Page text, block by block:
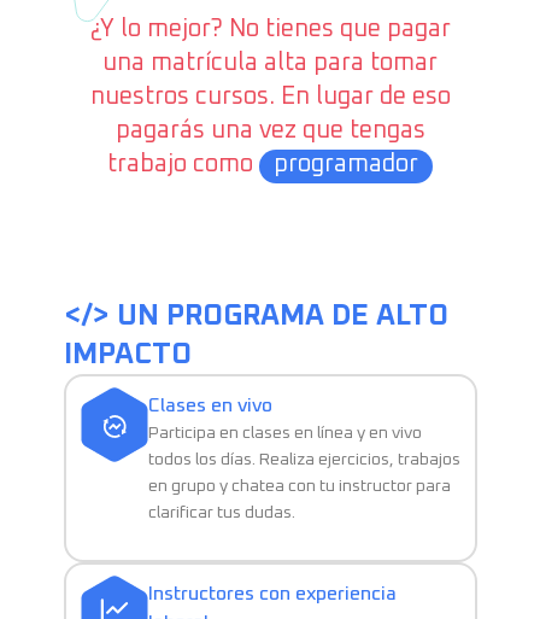
¿Y lo mejor? No tienes que pagar
una matrícula alta para tomar
nuestros cursos. En lugar de eso
pagarás una vez que tengas
trabajo como
programador
</> UN PROGRAMA DE ALTO
IMPACTO
Clases en vivo
Participa en clases en línea y en vivo
todos los días. Realiza ejercicios, trabajos
en grupo y chatea con tu instructor para
clarificar tus dudas.
Instructores con experiencia